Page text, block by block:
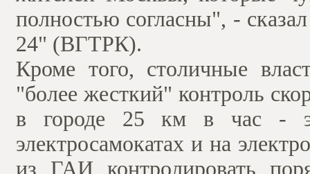
полностью согласны", -
24" (ВГТРК).
Кроме того, столичные
"более жесткий" контроль
в городе 25 км в час -
электросамокатах и на
из ГАИ контролировать